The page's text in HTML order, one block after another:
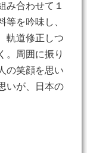
み合わせて１
を吟味し、
軌道修正しつ
。周囲に振り
の笑顔を思い
いが、日本の